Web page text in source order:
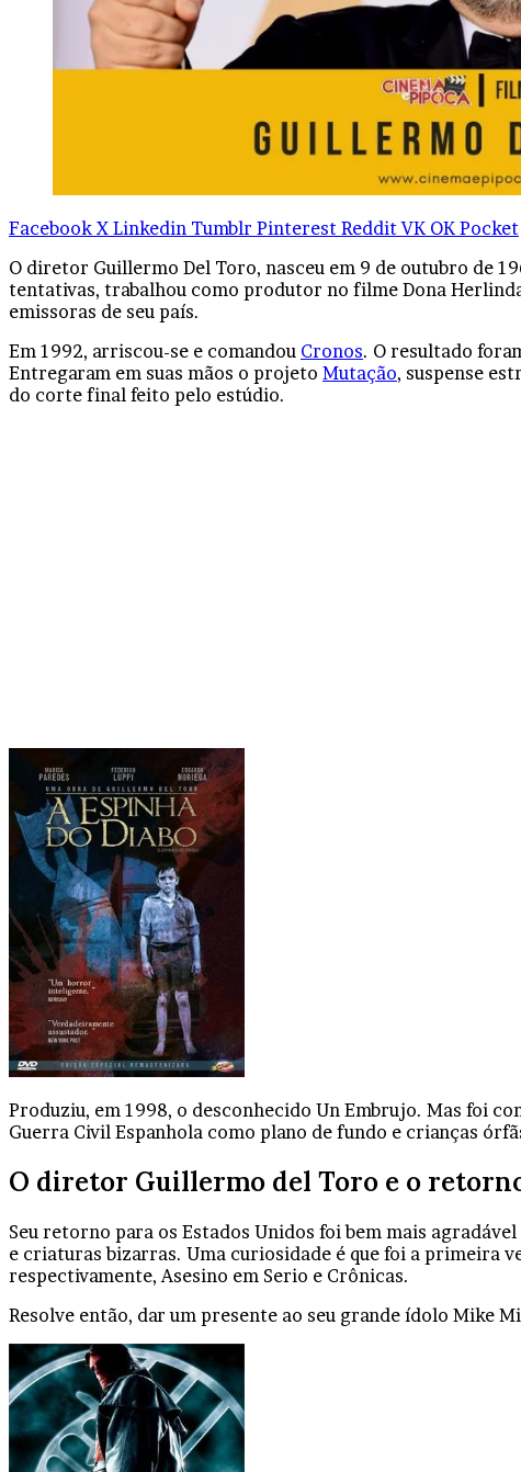
Facebook X Linkedin Tumblr Pinterest Reddit VK OK Pocket
O diretor Guillermo Del Toro, nasceu em 9 de outubro de
tentativas, trabalhou como produtor no filme Dona
emissoras de seu país.
Em 1992, arriscou-se e comandou Cronos. O resultado
Entregaram em suas mãos o projeto Mutação, suspense
do corte final feito pelo estúdio.
Produziu, em 1998, o desconhecido Un Embrujo. Mas foi
Guerra Civil Espanhola como plano de fundo e crianças
O diretor Guillermo del Toro e o
Seu retorno para os Estados Unidos foi bem mais
e criaturas bizarras. Uma curiosidade é que foi a primeira
respectivamente, Asesino em Serio e Crônicas.
Resolve então, dar um presente ao seu grande ídolo Mike